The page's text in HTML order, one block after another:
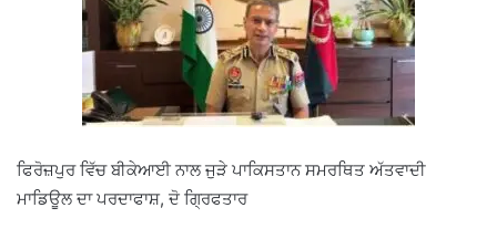
ਫਿਰੋਜ਼ਪੁਰ ਵਿੱਚ ਬੀਕੇਆਈ ਨਾਲ ਜੁੜੇ ਪਾਕਿਸਤਾਨ ਸਮਰਥਿਤ ਅੱਤਵਾਦੀ
ਮਾਡਿਊਲ ਦਾ ਪਰਦਾਫਾਸ਼, ਦੋ ਗ੍ਰਿਫਤਾਰ